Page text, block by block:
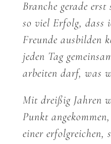
Branche gerade
so viel Erfolg, dass
Freunde ausbilden
jeden Tag
arbeiten darf, was
Mit dreißig Jahren
Punkt
einer erfolgreichen,